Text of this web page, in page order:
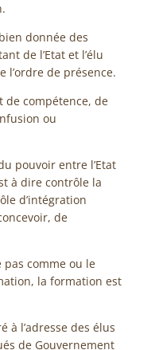
donnée des
de l’Etat et l’élu
l’ordre de présence.
de compétence, de
ou
pouvoir entre l’Etat
à dire contrôle la
d’intégration
de
comme ou le
la formation est
à l’adresse des élus
de Gouvernement